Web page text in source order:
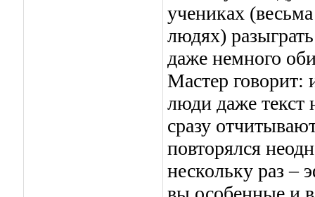
учениках
людях)
даже немного
Мастер говорит:
люди даже текст
сразу
повторялся
нескольку раз –